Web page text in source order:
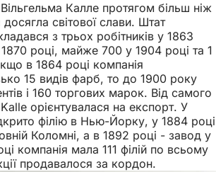
Калле протягом більш ніж
світової слави. Штат
з трьох робітників у 1863
році, майже 700 у 1904 році та 1
в 1864 році компанія
15 видів фарб, то до 1900 року
і 160 торгових марок. Від самого
орієнтувалася на експорт. У
філію в Нью-Йорку, у 1884 році
Коломні, а в 1892 році - завод у
компанія мала 111 філій по всьому
продавалося за кордон.